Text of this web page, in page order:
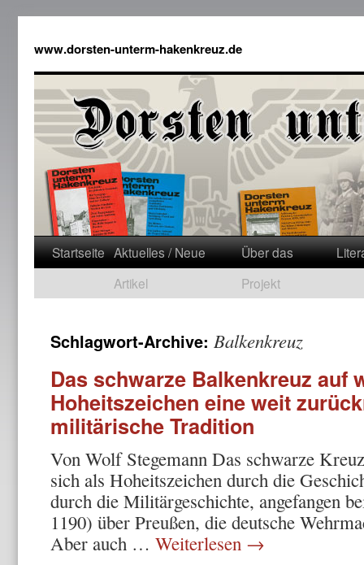
www.dorsten-unterm-hakenkreuz.de
Startseite Aktuelles / Neue
Artikel
Über das
Projekt
Schlagwort-Archive: Balkenkreuz
Das schwarze Balkenkreuz auf
Hoheitszeichen eine weit
militärische Tradition
Von Wolf Stegemann Das schwarze
sich als Hoheitszeichen durch die
durch die Militärgeschichte, angefangen
1190) über Preußen, die deutsche
Aber auch … Weiterlesen →